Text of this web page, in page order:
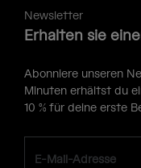
Newsletter
Erhalten sie
Abonniere unseren
Minuten erhältst du
10 % für deine erste